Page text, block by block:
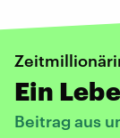
Ein
Beitrag aus